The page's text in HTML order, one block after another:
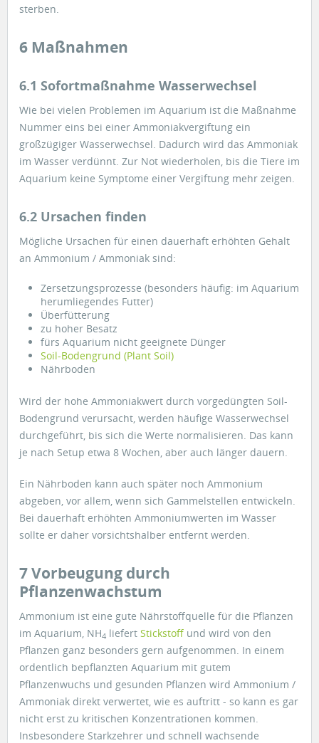
sterben.
6 Maßnahmen
6.1 Sofortmaßnahme Wasserwechsel
Wie bei vielen Problemen im Aquarium ist die Maßnahme
Nummer eins bei einer Ammoniakvergiftung ein
großzügiger Wasserwechsel. Dadurch wird das Ammoniak
im Wasser verdünnt. Zur Not wiederholen, bis die Tiere im
Aquarium keine Symptome einer Vergiftung mehr zeigen.
6.2 Ursachen finden
Mögliche Ursachen für einen dauerhaft erhöhten Gehalt
an Ammonium / Ammoniak sind:
Zersetzungsprozesse (besonders häufig: im Aquarium
herumliegendes Futter)
Überfütterung
zu hoher Besatz
fürs Aquarium nicht geeignete Dünger
Soil-Bodengrund (Plant Soil)
Nährboden
Wird der hohe Ammoniakwert durch vorgedüngten Soil-
Bodengrund verursacht, werden häufige Wasserwechsel
durchgeführt, bis sich die Werte normalisieren. Das kann
je nach Setup etwa 8 Wochen, aber auch länger dauern.
Ein Nährboden kann auch später noch Ammonium
abgeben, vor allem, wenn sich Gammelstellen entwickeln.
Bei dauerhaft erhöhten Ammoniumwerten im Wasser
sollte er daher vorsichtshalber entfernt werden.
7 Vorbeugung durch
Pflanzenwachstum
Ammonium ist eine gute Nährstoffquelle für die Pflanzen
im Aquarium, NH4 liefert Stickstoff und wird von den
Pflanzen ganz besonders gern aufgenommen. In einem
ordentlich bepflanzten Aquarium mit gutem
Pflanzenwuchs und gesunden Pflanzen wird Ammonium /
Ammoniak direkt verwertet, wie es auftritt - so kann es gar
nicht erst zu kritischen Konzentrationen kommen.
Insbesondere Starkzehrer und schnell wachsende